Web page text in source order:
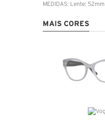
MEDIDAS: Lente:
MAIS CORES